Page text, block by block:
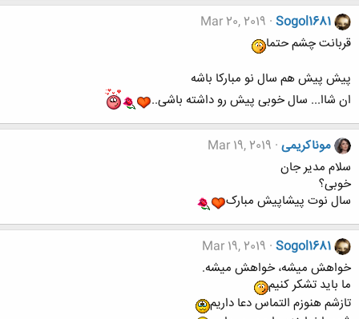
Sogol1681
Mar 20, 2019
قربانت چشم حتما
پیش پیش هم سال نو مبارکا باشه
ان شاا... سال خوبی پیش رو داشته باشی..
موناکریمی Mar 19, 2019
سلام مدیر جان
خوبی؟
سال نوت پیشاپیش مبارک
Sogol1681
Mar 19, 2019
خواهش میشه، خواهش میشه.
ما باید تشکر کنیم
تازشم هنوزم التماس دعا داریم